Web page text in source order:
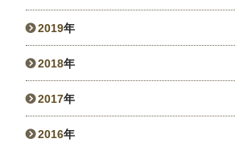
2019年
2018年
2017年
2016年